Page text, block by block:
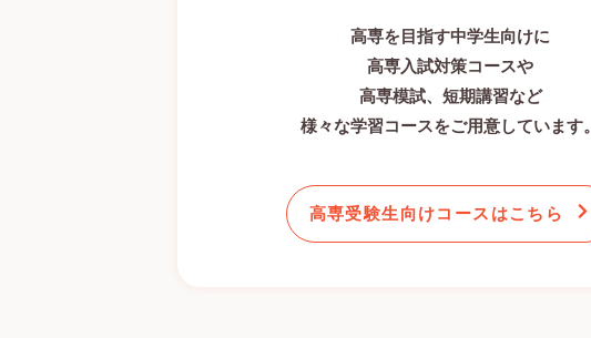
高専を目指す中学生向けに
高専入試対策コースや
高専模試、短期講習など
様々な学習コースをご用意しています。
高専受験生向けコースはこちら